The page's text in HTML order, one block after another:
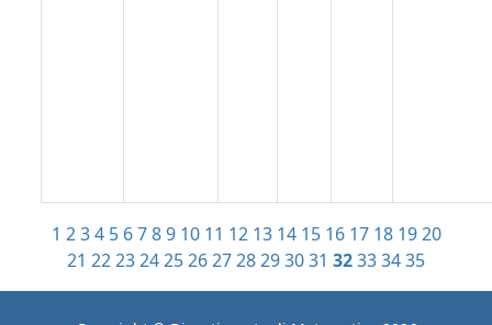
1 2 3 4 5 6 7 8 9 10 11 12 13 14 15 16 17 18 19 20
21 22232425262728293031 32333435